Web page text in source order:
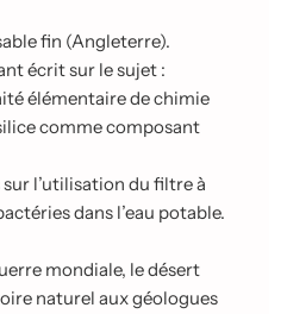
fin (Angleterre).
écrit sur le sujet :
élémentaire de chimie
comme composant
l’utilisation du filtre à
dans l’eau potable.
mondiale, le désert
naturel aux géologues